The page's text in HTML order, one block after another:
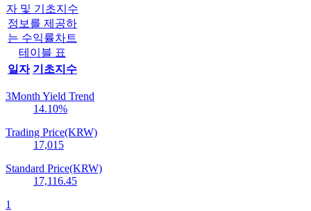
자 및 기초지수
정보를 제공하
는 수익률차트
테이블 표
일자 기초지수
3Month Yield Trend
14.10%
Trading Price(KRW)
17,015
Standard Price(KRW)
17,116.45
1